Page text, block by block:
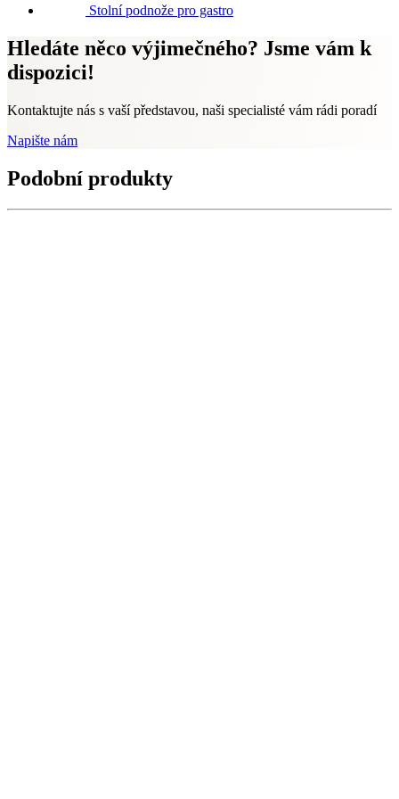
Stolní podnože pro gastro
Hledáte něco výjimečného? Jsme vám k
dispozici!
Kontaktujte nás s vaší představou, naši specialisté vám rádi poradí
Napište nám
Podobní produkty